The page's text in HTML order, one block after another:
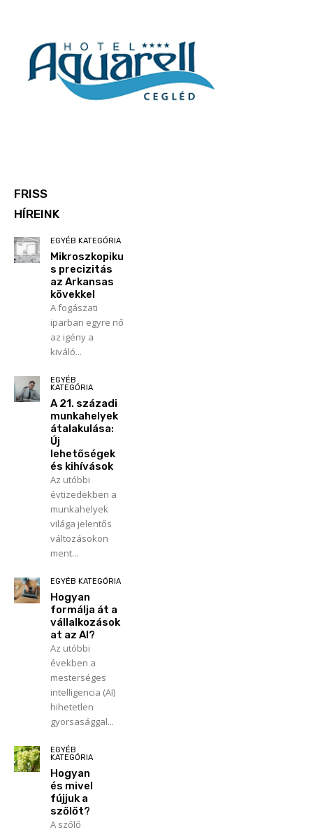
FRISS
HÍREINK
EGYÉB KATEGÓRIA
Mikroszkopiku
s precizitás
az Arkansas
kövekkel
A fogászati
iparban egyre nő
az igény a
kiváló...
EGYÉB
KATEGÓRIA
A 21. századi
munkahelyek
átalakulása:
Új
lehetőségek
és kihívások
Az utóbbi
évtizedekben a
munkahelyek
világa jelentős
változásokon
ment...
EGYÉB KATEGÓRIA
Hogyan
formálja át a
vállalkozások
at az AI?
Az utóbbi
években a
mesterséges
intelligencia (AI)
hihetetlen
gyorsasággal...
EGYÉB
KATEGÓRIA
Hogyan
és mivel
fújjuk a
szőlőt?
A szőlő